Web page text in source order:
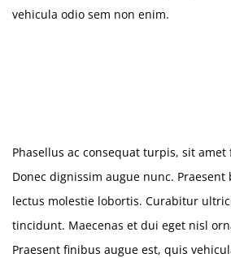
vehicula odio sem non enim.
Phasellus ac consequat turpis, sit
Donec dignissim augue nunc.
lectus molestie lobortis. Curabitur
tincidunt. Maecenas et dui eget nisl
Praesent finibus augue est, quis